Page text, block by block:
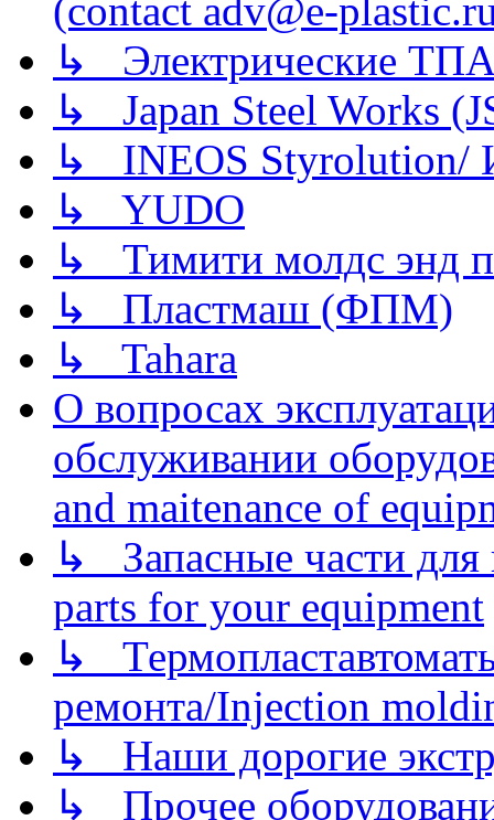
(contact adv@e-
↳ Электрические
↳ Japan Steel Works
↳ INEOS
↳ YUDO
↳ Тимити молдс энд
↳ Пластмаш (ФПМ)
↳ Tahara
О вопросах
обслуживании
and maitenance of
↳ Запасные части для
parts for your equipment
↳
ремонта/Injection
↳ Наши дорогие
↳ Прочее